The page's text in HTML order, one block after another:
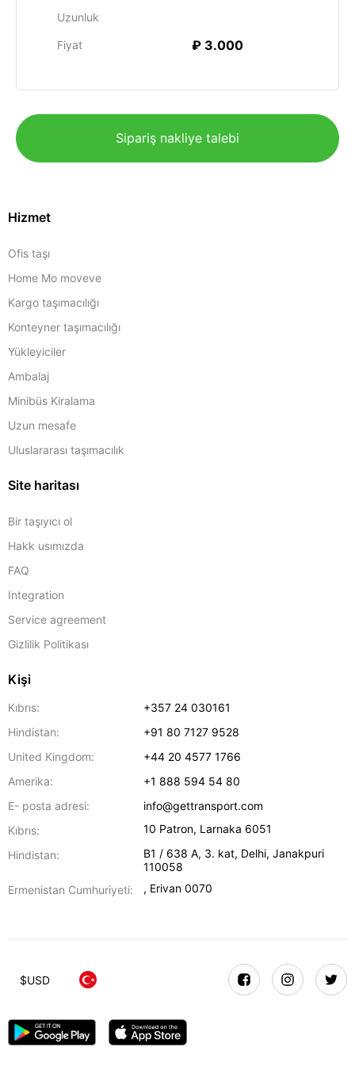
Uzunluk
Fiyat ₽ 3.000
Sipariş nakliye talebi
Hizmet
Ofis taşı
Home Mo moveve
Kargo taşımacılığı
Konteyner taşımacılığı
Yükleyiciler
Ambalaj
Minibüs Kiralama
Uzun mesafe
Uluslararası taşımacılık
Site haritası
Bir taşıyıcı ol
Hakk usımızda
FAQ
Integration
Service agreement
Gizlilik Politikası
Kişi
Kıbrıs:
+357 24 030161
Hindistan:
+91 80 7127 9528
United Kingdom:
+44 20 4577 1766
Amerika:
+1 888 594 54 80
E- posta adresi:
info@gettransport.com
Kıbrıs:
10 Patron, Larnaka 6051
Hindistan:
B1 / 638 A, 3. kat, Delhi,Janakpuri
110058
Ermenistan Cumhuriyeti:
, Erivan 0070
$USD